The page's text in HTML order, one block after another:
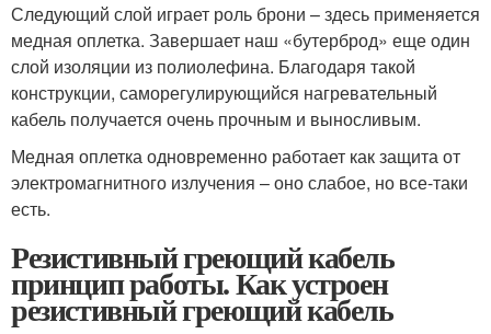
Следующий слой играет роль брони – здесь применяется
медная оплетка. Завершает наш «бутерброд» еще один
слой изоляции из полиолефина. Благодаря такой
конструкции, саморегулирующийся нагревательный
кабель получается очень прочным и выносливым.
Медная оплетка одновременно работает как защита от
электромагнитного излучения – оно слабое, но все-таки
есть.
Резистивный греющий кабель
принцип работы. Как устроен
резистивный греющий кабель